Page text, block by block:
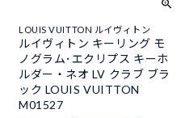
LOUIS VUITTON ルイヴィトン
ルイヴィトン キーリング モ
ノグラム･エクリプス キーホ
ルダー・ネオ LV クラブ ブラ
ック LOUIS VUITTON
M01527